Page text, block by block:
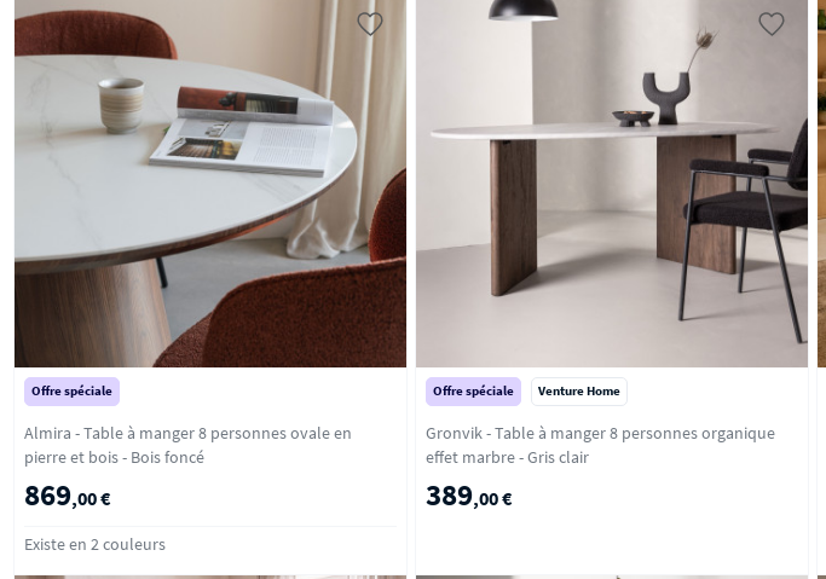
Offre spéciale
Almira - Table à manger 8 personnes ovale en
pierre et bois - Bois foncé
869,00 €
Existe en 2 couleurs
Offre spéciale Venture Home
Gronvik - Table à manger 8 personnes organique
effet marbre - Gris clair
389,00 €